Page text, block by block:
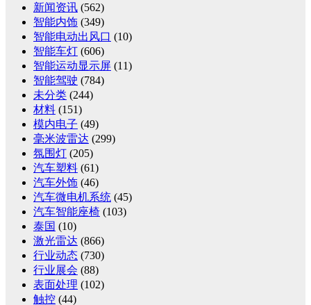
新闻资讯 (562)
智能内饰 (349)
智能电动出风口 (10)
智能车灯 (606)
智能运动显示屏 (11)
智能驾驶 (784)
未分类 (244)
材料 (151)
模内电子 (49)
毫米波雷达 (299)
氛围灯 (205)
汽车塑料 (61)
汽车外饰 (46)
汽车微电机系统 (45)
汽车智能座椅 (103)
泰国 (10)
激光雷达 (866)
行业动态 (730)
行业展会 (88)
表面处理 (102)
触控 (44)